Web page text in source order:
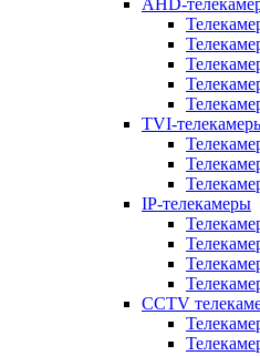
AHD-
TVI-
IP-телекамеры
CCTV